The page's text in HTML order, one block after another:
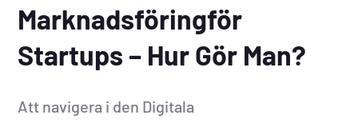
Marknadsföringför
Startups – Hur Gör Man?
Att navigera i den Digitala